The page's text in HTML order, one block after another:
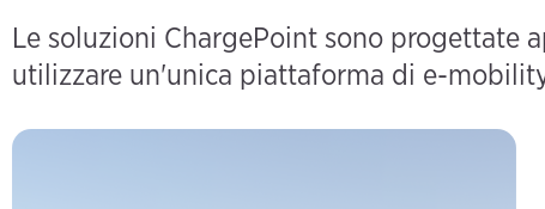
Le soluzioni ChargePoint sono progettate
utilizzare un'unica piattaforma di e-